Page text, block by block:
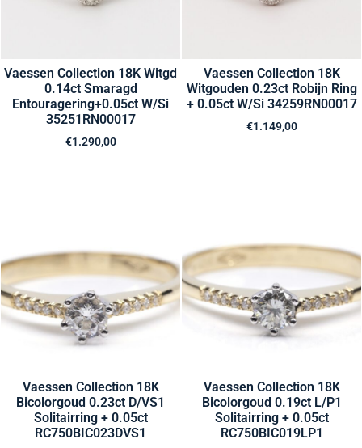
Vaessen Collection 18K Witgd
0.14ct Smaragd
Entouragering+0.05ct W/Si
35251RN00017
€1.290,00
Vaessen Collection 18K
Witgouden 0.23ct Robijn Ring
+ 0.05ct W/Si 34259RN00017
€1.149,00
Vaessen Collection 18K
Bicolorgoud 0.23ct D/VS1
Solitairring + 0.05ct
RC750BIC023DVS1
Vaessen Collection 18K
Bicolorgoud 0.19ct L/P1
Solitairring + 0.05ct
RC750BIC019LP1